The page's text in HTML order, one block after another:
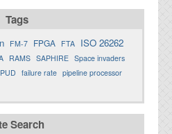
Tags
FM-7 FPGA FTA ISO 26262
RAMS SAPHIRE Space invaders
failure rate pipeline processor
Search